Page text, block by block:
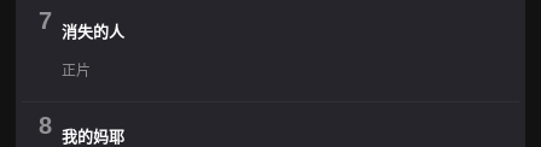
7 消失的人
正片
8 我的妈耶